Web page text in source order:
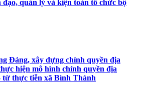
quản lý và kiện toàn tổ chức bộ
Đảng, xây dựng chính quyền địa
hiện mô hình chính quyền địa
từ thực tiễn xã Bình Thành